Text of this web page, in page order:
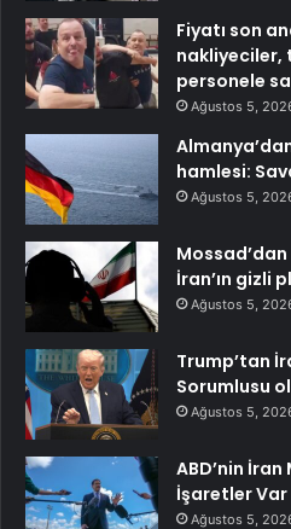
Fiyatı son
nakliyeciler,
personele
Ağustos 5,
hamlesi:
Ağustos 5,
İran’ın gizli
Ağustos 5,
Trump’tan
Sorumlusu
Ağustos 5,
ABD’nin
İşaretler Var
Ağustos 5,